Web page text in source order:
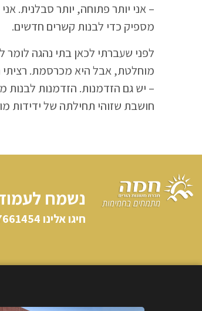
– אני יותר פתוחה, יותר סבלנית.
מספיק כדי לבנות קשרים חדשים.
לפני שעברתי לכאן בתי נהגה
מוחלטת, אבל היא מכרסמת. רציתי
– יש גם הזדמנות. הזדמנות
חושבת שזוהי תחילתה של ידידות
נשמח
חיגו אלינו​ 074-7661454, או מלאו פרטיכם וניצור קשר: